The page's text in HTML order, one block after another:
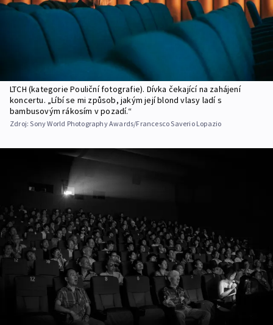
LTCH (kategorie Pouliční fotografie). Dívka čekající na zahájení
koncertu. „Líbí se mi způsob, jakým její blond vlasy ladí s
bambusovým rákosím v pozadí.“
Zdroj:Sony World Photography Awards/Francesco Saverio Lopazio